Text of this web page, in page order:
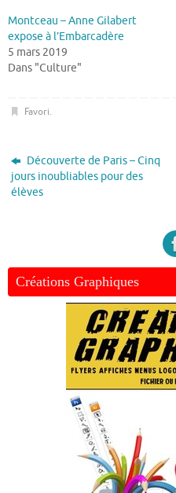
Montceau – Anne Gilabert
expose à l’Embarcadère
5 mars 2019
Dans "Culture"
Favori.
Découverte de Paris – Cinq
jours inoubliables pour des
élèves
Créations Graphiques